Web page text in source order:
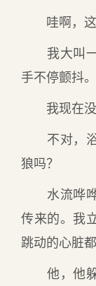
哇啊，这
我大叫一
手不停颤抖。
我现在没
不对，浴
狼吗？
水流哗哗
传来的。我
跳动的心脏
他，他躲